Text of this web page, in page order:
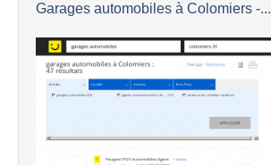
Garages automobiles à Colomiers -...